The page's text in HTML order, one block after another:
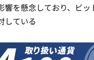
響を懸念しており、ビ
している